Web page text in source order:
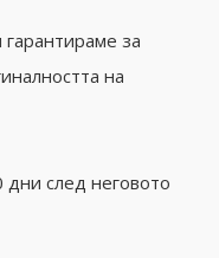
за
на
след неговото